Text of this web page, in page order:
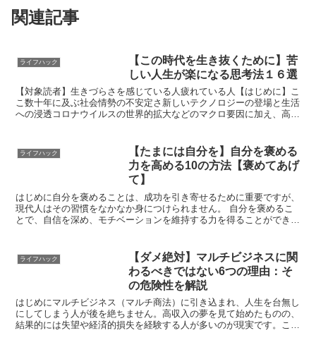
関連記事
ライフハック
【この時代を生き抜くために】苦
しい人生が楽になる思考法１６選
【対象読者】生きづらさを感じている人疲れている人【はじめに】こ
こ数十年に及ぶ社会情勢の不安定さ新しいテクノロジーの登場と生活
への浸透コロナウイルスの世界的拡大などのマクロ要因に加え、高ま
ライフハック
【たまには自分を】自分を褒める
力を高める10の方法【褒めてあげ
て】
はじめに自分を褒めることは、成功を引き寄せるために重要ですが、
現代人はその習慣をなかなか身につけられません。 自分を褒めるこ
とで、自信を深め、モチベーションを維持する力を得ることができま
ライフハック
【ダメ絶対】マルチビジネスに関
わるべきではない6つの理由：そ
の危険性を解説
はじめにマルチビジネス（マルチ商法）に引き込まれ、人生を台無し
にしてしまう人が後を絶ちません。高収入の夢を見て始めたものの、
結果的には失望や経済的損失を経験する人が多いのが現実です。この